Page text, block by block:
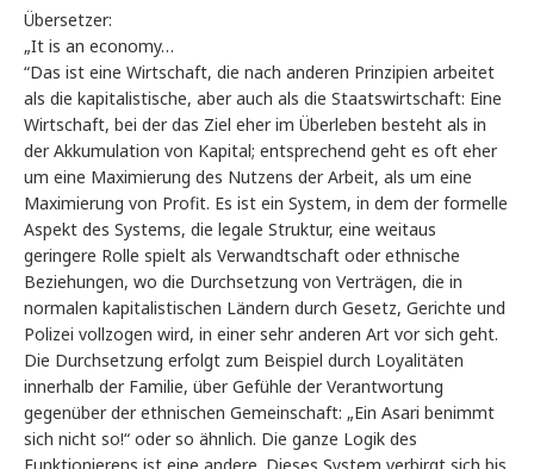
Übersetzer:
„It is an economy…
“Das ist eine Wirtschaft, die nach anderen Prinzipien arbeitet
als die kapitalistische, aber auch als die Staatswirtschaft: Eine
Wirtschaft, bei der das Ziel eher im Überleben besteht als in
der Akkumulation von Kapital; entsprechend geht es oft eher
um eine Maximierung des Nutzens der Arbeit, als um eine
Maximierung von Profit. Es ist ein System, in dem der formelle
Aspekt des Systems, die legale Struktur, eine weitaus
geringere Rolle spielt als Verwandtschaft oder ethnische
Beziehungen, wo die Durchsetzung von Verträgen, die in
normalen kapitalistischen Ländern durch Gesetz, Gerichte und
Polizei vollzogen wird, in einer sehr anderen Art vor sich geht.
Die Durchsetzung erfolgt zum Beispiel durch Loyalitäten
innerhalb der Familie, über Gefühle der Verantwortung
gegenüber der ethnischen Gemeinschaft: „Ein Asari benimmt
sich nicht so!“ oder so ähnlich. Die ganze Logik des